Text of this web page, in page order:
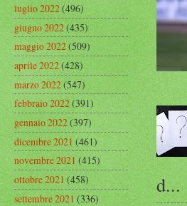
d...
luglio 2022(496)
giugno 2022(435)
maggio 2022(509)
aprile 2022(428)
marzo 2022(547)
febbraio 2022(391)
gennaio 2022(397)
dicembre 2021(461)
novembre 2021(415)
ottobre 2021(458)
settembre 2021(336)